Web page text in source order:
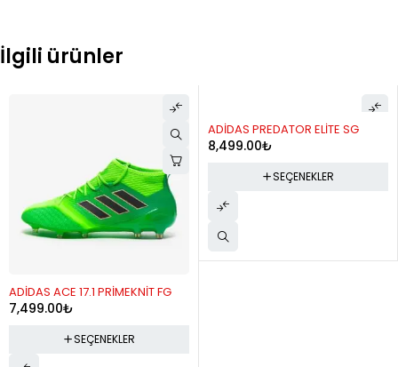
İlgili ürünler
17.1 PRİMEKNİT FG
SEÇENEKLER
ADİDAS PREDATOR ELİTE SG
8,499.00
SEÇENEKLER
ADİDAS